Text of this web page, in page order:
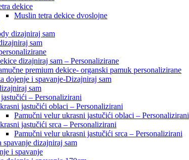
dekice
Muslin tetra dekice dvoslojne
dizajniraj sam
sam
dizajniraj sam – Personalizirane
premium dekice- organski pamuk personalizirane
dojenje i spavanje-Dizajniraj sam
sam
– Personalizirani
jastučići oblaci – Personalizirani
Pamučni velur ukrasni jastučići oblaci – Personalizirani
jastučići srca – Personalizirani
Pamučni velur ukrasni jastučići srca – Personalizirani
spavanje dizajniraj sam
i spavanje